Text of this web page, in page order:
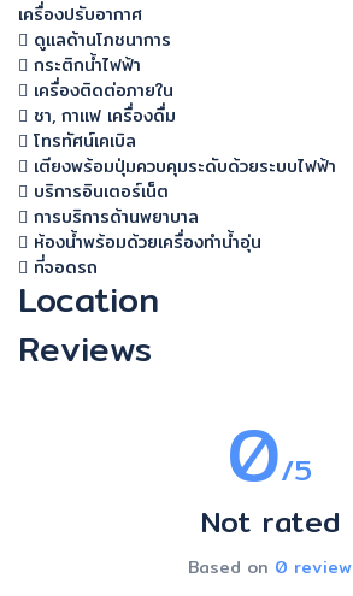
เครื่องปรับอากาศ
ดูแลด้านโภชนาการ
กระติกน้ำไฟฟ้า
เครื่องติดต่อภายใน
ชา, กาแฟ เครื่องดื่ม
โทรทัศน์เคเบิล
เตียงพร้อมปุ่มควบคุมระดับด้วยระบบไฟฟ้า
บริการอินเตอร์เน็ต
การบริการด้านพยาบาล
ห้องน้ำพร้อมด้วยเครื่องทำน้ำอุ่น
ที่จอดรถ
Location
Reviews
0/5
Not rated
Based on 0 review